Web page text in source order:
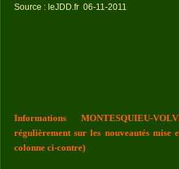
Source : leJDD.fr 06-11-2011
Informations MONTESQUIEU-
régulièrement sur les nouveautés
colonne ci-contre)